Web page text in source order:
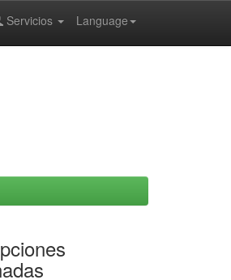
Language
Servicios